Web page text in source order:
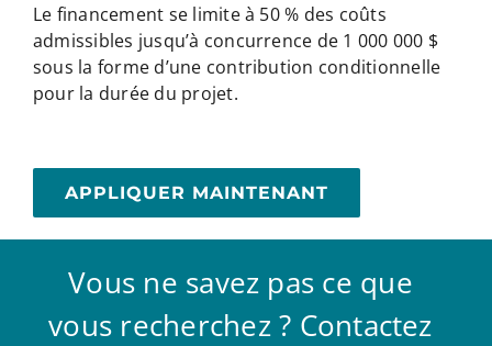
Le financement se limite à 50 % des coûts
admissibles jusqu’à concurrence de 1 000 000 $
sous la forme d’une contribution conditionnelle
pour la durée du projet.
APPLIQUER MAINTENANT
Vous ne savez pas ce que
vous recherchez ? Contactez